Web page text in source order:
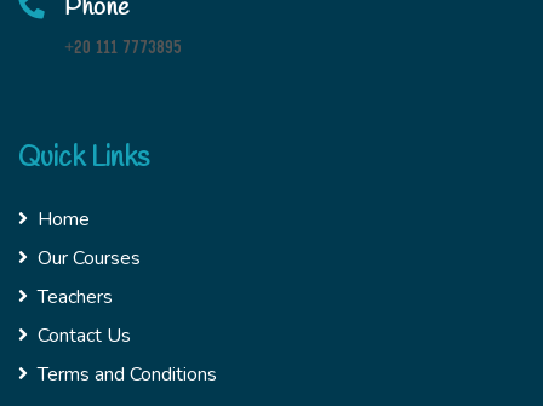
Phone
+20 111 7773895
Quick Links
Home
Our Courses
Teachers
Contact Us
Terms and Conditions